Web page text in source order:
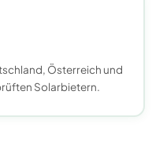
Österreich und
Solarbietern.